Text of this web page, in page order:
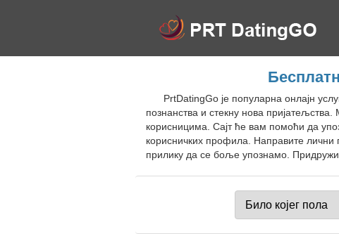
PrtDatingGo је популарна онлајн
познанства и стекну нова
корисницима. Сајт ће вам помоћи да
корисничких профила. Направите лични
прилику да се боље упознамо.